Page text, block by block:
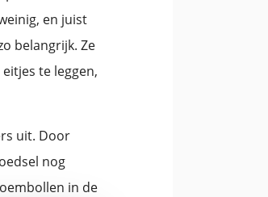
en juist
belangrijk. Ze
te leggen,
uit. Door
nog
in de